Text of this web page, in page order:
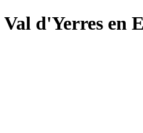
d'Yerres en